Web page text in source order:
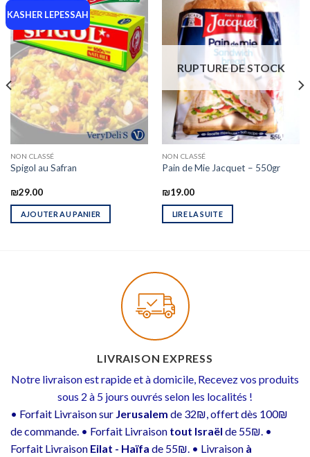
KASHER LEPESSAH
NON CLASSÉ
Spigol au Safran
₪29.00
AJOUTER AU PANIER
RUPTURE DE STOCK
NON CLASSÉ
Pain de Mie Jacquet – 550gr
₪19.00
LIRE LA SUITE
LIVRAISON EXPRESS
Notre livraison est rapide et à domicile, Recevez vos produits
sous 2 à 5 jours ouvrés selon les localités !
• Forfait Livraison sur Jerusalem de 32₪, offert dès 100₪
de commande. • Forfait Livraison tout Israël de 55₪. •
Forfait Livraison Eilat - Haïfa de 55₪. • Livraison à